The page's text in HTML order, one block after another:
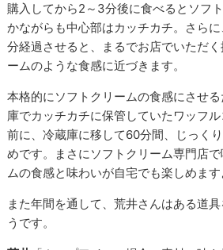
購入してから2～3分後に食べるとソフ
かながらも中心部はカッチカチ。さら
分経過させると、まるでお店でいただ
ームのような食感に近づきます。
本格的にソフトクリームの食感にさせ
庫でカッチカチに保管していたワッフ
前に、冷蔵庫に移して60分間、じっく
めです。まさにソフトクリーム専門店
ムの食感と味わいが自宅でも楽しめます
また年間を通して、荒井さんはある道
うです。